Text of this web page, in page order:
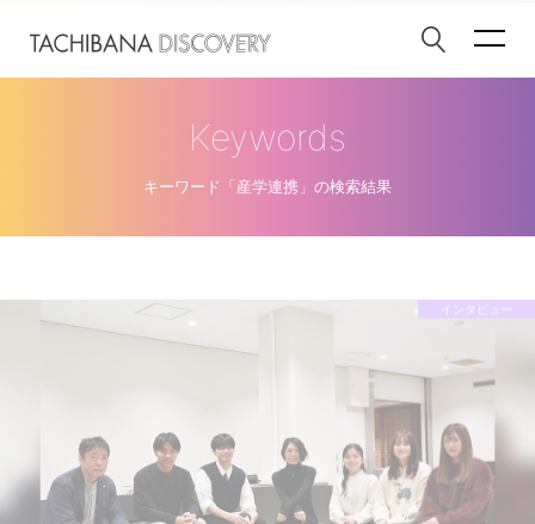
Keywords
キーワード「産学連携」の検索結果
インタビュー